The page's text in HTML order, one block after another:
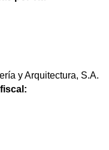
y Arquitectura, S.A.